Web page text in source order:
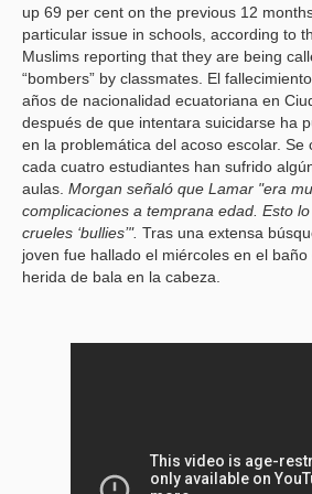
up 69 per cent on the previous 12
particular issue in schools, according to
Muslims reporting that they are being
“bombers” by classmates. El
años de nacionalidad ecuatoriana en
después de que intentara suicidarse ha
en la problemática del acoso escolar. Se
cada cuatro estudiantes han sufrido
aulas. Morgan señaló que Lamar "era
complicaciones a temprana edad. Esto
crueles ‘bullies’". Tras una extensa
joven fue hallado el miércoles en el
herida de bala en la cabeza.